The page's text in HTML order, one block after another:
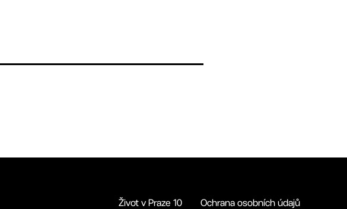
Život v Praze 10 Ochrana osobních údajů